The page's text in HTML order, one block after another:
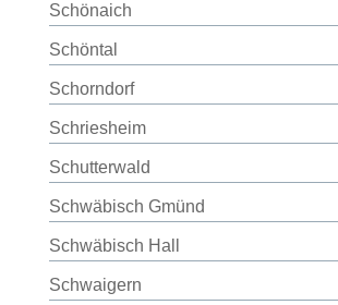
Schönaich
Schöntal
Schorndorf
Schriesheim
Schutterwald
Schwäbisch Gmünd
Schwäbisch Hall
Schwaigern